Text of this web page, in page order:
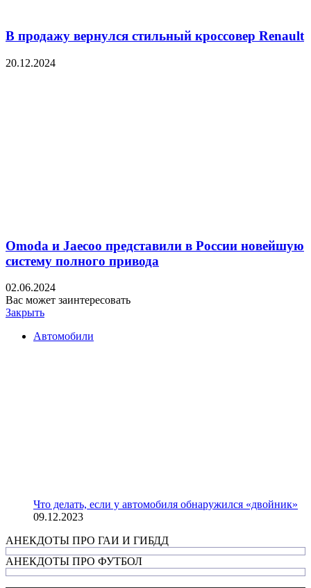
В продажу вернулся стильный кроссовер Renault
20.12.2024
Omoda и Jaecoo представили в России новейшую
систему полного привода
02.06.2024
Вас может заинтересовать
Закрыть
Автомобили
Что делать, если у автомобиля обнаружился «двойник»
09.12.2023
АНЕКДОТЫ ПРО ГАИ И ГИБДД
АНЕКДОТЫ ПРО ФУТБОЛ